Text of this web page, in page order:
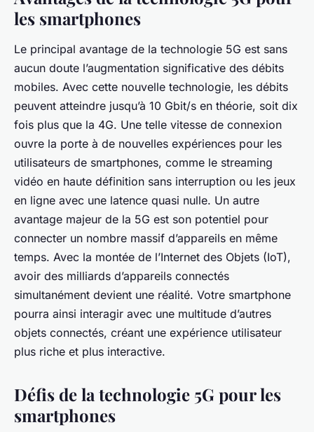
les smartphones
Le principal avantage de la technologie 5G est sans
aucun doute l’augmentation significative des débits
mobiles. Avec cette nouvelle technologie, les débits
peuvent atteindre jusqu’à 10 Gbit/s en théorie, soit dix
fois plus que la 4G. Une telle vitesse de connexion
ouvre la porte à de nouvelles expériences pour les
utilisateurs de smartphones, comme le streaming
vidéo en haute définition sans interruption ou les jeux
en ligne avec une latence quasi nulle. Un autre
avantage majeur de la 5G est son potentiel pour
connecter un nombre massif d’appareils en même
temps. Avec la montée de l’Internet des Objets (IoT),
avoir des milliards d’appareils connectés
simultanément devient une réalité. Votre smartphone
pourra ainsi interagir avec une multitude d’autres
objets connectés, créant une expérience utilisateur
plus riche et plus interactive.
Défis de la technologie 5G pour les
smartphones